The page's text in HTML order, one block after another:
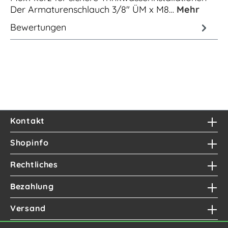
Der Armaturenschlauch 3/8" ÜM x M8… Mehr
Bewertungen
Kontakt
Shopinfo
Rechtliches
Bezahlung
Versand